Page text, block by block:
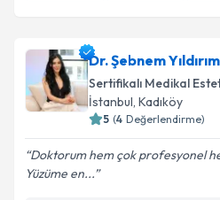
Dr. Şebnem Yıldırım
Sertifikalı Medikal
İstanbul, Kadıköy
5 (4 Değerlendirme)
Doktorum hem çok profesyonel
Yüzüme en...